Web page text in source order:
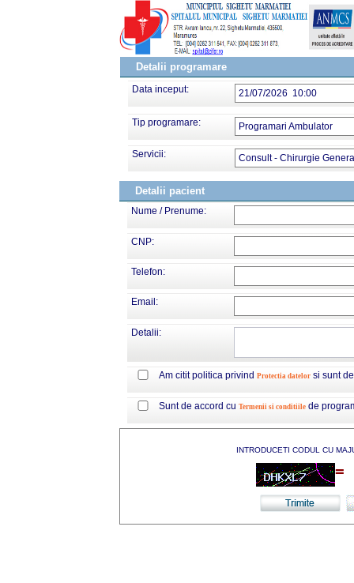
Detalii programare
Data inceput: 21/07/2026 10:00
Tip programare: Programari Ambulator
Servicii: Consult - Chirurgie
Detalii pacient
Nume / Prenume:
CNP:
Telefon:
Email:
Detalii:
Am citit politica privind Protectia datelor si sunt
Sunt de accord cu Termenii si conditiile de
INTRODUCETI CODUL CU
=